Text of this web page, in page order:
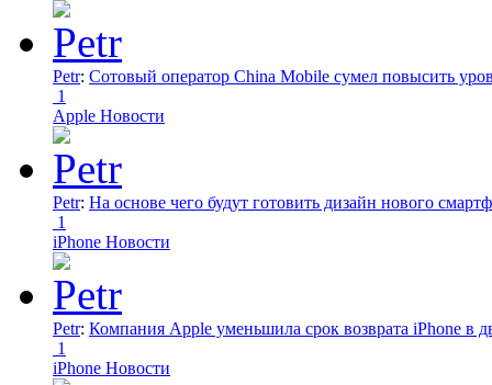
Petr: Сотовый оператор China Mobile сумел повысить
1
Apple Новости
Petr: На основе чего будут готовить дизайн нового
1
iPhone Новости
Petr: Компания Apple уменьшила срок возврата iPhone в
1
iPhone Новости